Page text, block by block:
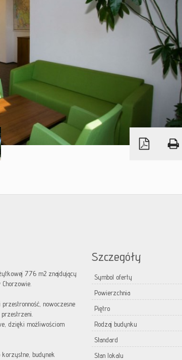
776 m2 znajdujący
nowoczesne
dzięki możliwościom
korzystne, budynek
Szczegóły
Symbol oferty
Powierzchnia
Piętro
Rodzaj budynku
Standard
Stan lokalu